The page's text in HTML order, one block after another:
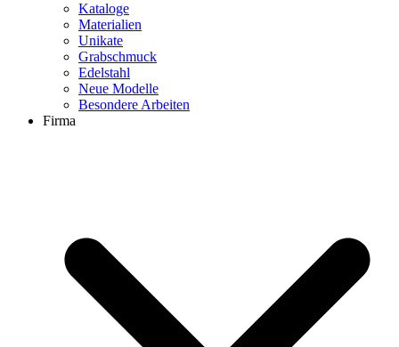
Kataloge
Materialien
Unikate
Grabschmuck
Edelstahl
Neue Modelle
Besondere Arbeiten
Firma